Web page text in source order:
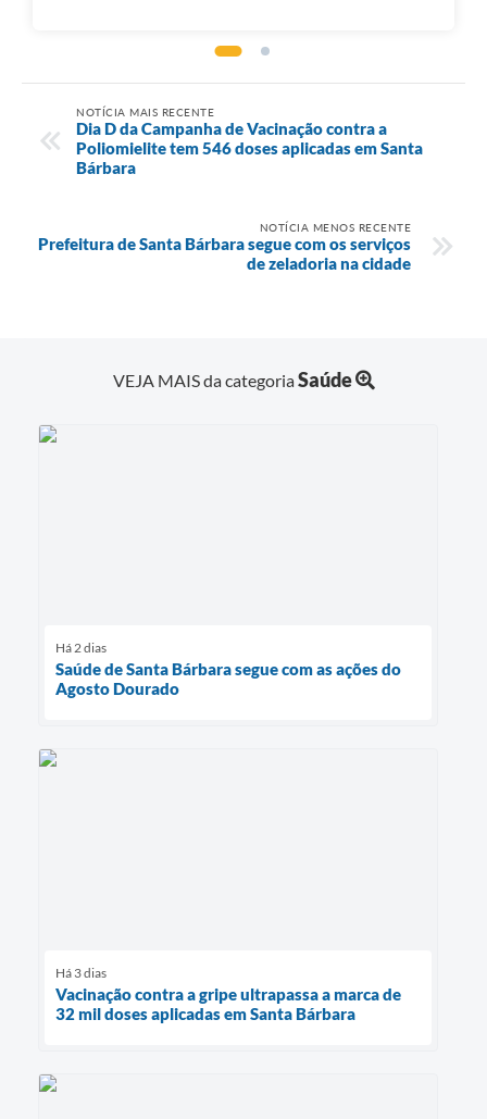
NOTÍCIA MAIS RECENTE
Dia D da Campanha de Vacinação contra a
Poliomielite tem 546 doses aplicadas em Santa
Bárbara
NOTÍCIA MENOS RECENTE
Prefeitura de Santa Bárbara segue com os serviços
de zeladoria na cidade
VEJA MAIS da categoriaSaúde
Há 2 dias
Saúde de Santa Bárbara segue com as ações do
Agosto Dourado
Há 3 dias
Vacinação contra a gripe ultrapassa a marca de
32 mil doses aplicadas em Santa Bárbara